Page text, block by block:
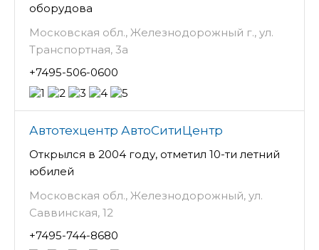
оборудова
Московская обл., Железнодорожный г., ул.
Транспортная, 3а
+7495-506-0600
Автотехцентр АвтоСитиЦентр
Открылся в 2004 году, отметил 10-ти летний
юбилей
Московская обл., Железнодорожный, ул.
Саввинская, 12
+7495-744-8680